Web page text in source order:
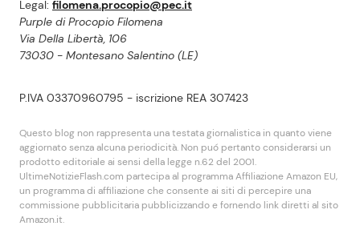
Legal: filomena.procopio@pec.it
Purple di Procopio Filomena
Via Della Libertà, 106
73030 - Montesano Salentino (LE)
P.IVA 03370960795 - iscrizione REA 307423
Questo blog non rappresenta una testata giornalistica in quanto viene
aggiornato senza alcuna periodicità. Non puó pertanto considerarsi un
prodotto editoriale ai sensi della legge n.62 del 2001.
UltimeNotizieFlash.com partecipa al programma Affiliazione Amazon EU,
un programma di affiliazione che consente ai siti di percepire una
commissione pubblicitaria pubblicizzando e fornendo link diretti al sito
Amazon.it.